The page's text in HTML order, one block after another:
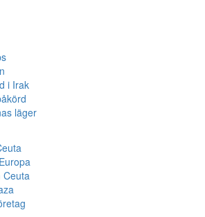
i Irak
läger
Ceuta